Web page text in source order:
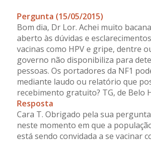
Pergunta (15/05/2015)
Bom dia, Dr Lor. Achei muito
aberto às dúvidas e
vacinas como HPV e gripe, dentre
governo não disponibiliza para
pessoas. Os portadores da NF1
mediante laudo ou relatório que
recebimento gratuito? TG, de Belo
Resposta
Cara T. Obrigado pela sua
neste momento em que a
está sendo convidada a se vacinar